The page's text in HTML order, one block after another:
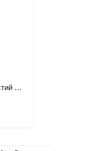
Гель для нарощення трифазовий густий NUB Builder Gel №08 12 мл